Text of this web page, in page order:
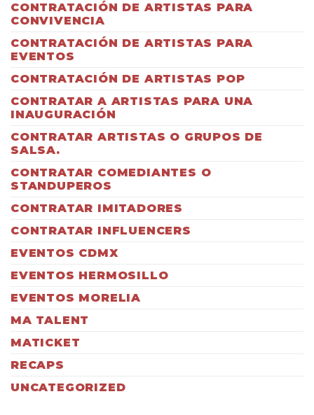
CONTRATACIÓN DE ARTISTAS PARA
CONVIVENCIA
CONTRATACIÓN DE ARTISTAS PARA
EVENTOS
CONTRATACIÓN DE ARTISTAS POP
CONTRATAR A ARTISTAS PARA UNA
INAUGURACIÓN
CONTRATAR ARTISTAS O GRUPOS DE
SALSA.
CONTRATAR COMEDIANTES O
STANDUPEROS
CONTRATAR IMITADORES
CONTRATAR INFLUENCERS
EVENTOS CDMX
EVENTOS HERMOSILLO
EVENTOS MORELIA
MA TALENT
MATICKET
RECAPS
UNCATEGORIZED